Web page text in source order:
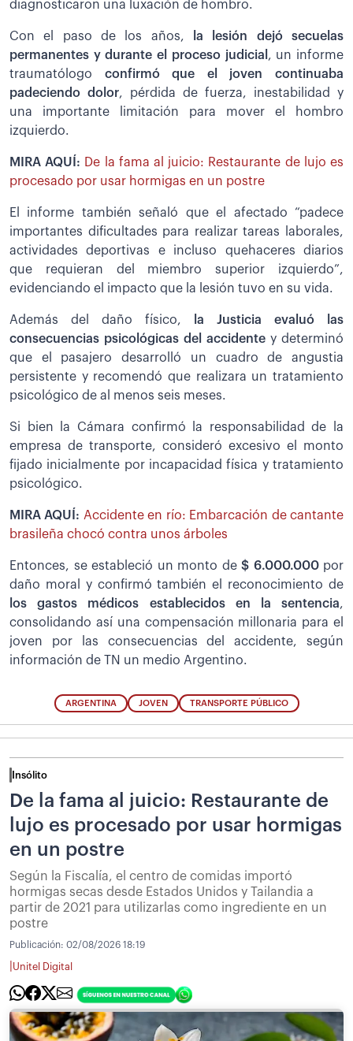
diagnosticaron una luxación de hombro.
Con el paso de los años,
la lesión dejó secuelas
permanentes y durante el proceso judicial , un informe
traumatólogo confirmó que el joven continuaba
padeciendo dolor, pérdida de fuerza, inestabilidad y
una importante limitación para mover el hombro
izquierdo.
MIRA AQUÍ: De la fama al juicio: Restaurante de lujo es
procesado por usar hormigas en un postre
El informe también señaló que el afectado “padece
importantes dificultades para realizar tareas laborales,
actividades deportivas e incluso quehaceres diarios
que requieran del miembro superior izquierdo”,
evidenciando el impacto que la lesión tuvo en su vida.
Además del daño físico, la Justicia evaluó las
consecuencias psicológicas del accidente y determinó
que el pasajero desarrolló un cuadro de angustia
persistente y recomendó que realizara un tratamiento
psicológico de al menos seis meses.
Si bien la Cámara confirmó la responsabilidad de la
empresa de transporte, consideró excesivo el monto
fijado inicialmente por incapacidad física y tratamiento
psicológico.
MIRA AQUÍ: Accidente en río: Embarcación de cantante
brasileña chocó contra unos árboles
Entonces, se estableció un monto de$ 6.000.000por
daño moral y confirmó también el reconocimiento de
los gastos médicos establecidos en la sentencia,
consolidando así una compensación millonaria para el
joven por las consecuencias del accidente, según
información de TN un medio Argentino.
ARGENTINA JOVEN TRANSPORTE PÚBLICO
Insólito
De la fama al juicio: Restaurante de
lujo es procesado por usar hormigas
en un postre
Según la Fiscalía, el centro de comidas importó
hormigas secas desde Estados Unidos y Tailandia a
partir de 2021 para utilizarlas como ingrediente en un
postre
Publicación: 02/08/2026 18:19
Unitel Digital